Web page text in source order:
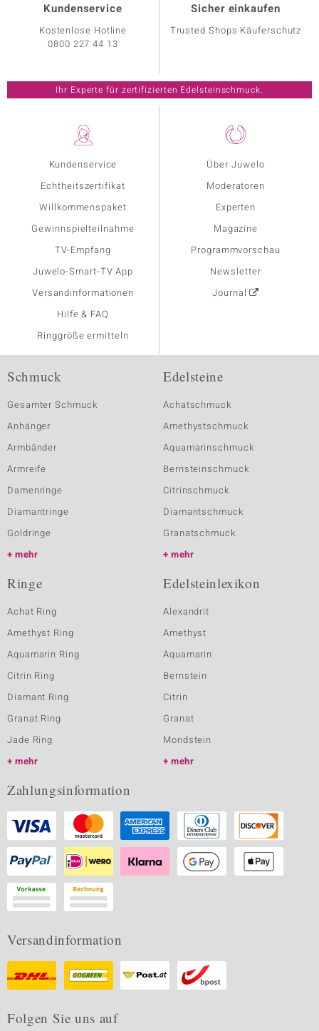
Kundenservice
Echtheitszertifikat
Willkommenspaket
Gewinnspielteilnahme
TV-Empfang
Juwelo-Smart-TV App
Versandinformationen
Hilfe & FAQ
Ringgröße ermitteln
Über Juwelo
Moderatoren
Experten
Magazine
Programmvorschau
Newsletter
Journal
Kundenservice
Kostenlose Hotline
0800 227 44 13
Sicher einkaufen
Trusted Shops Käuferschutz
Ihr Experte für zertifizierten Edelsteinschmuck.
Schmuck
Gesamter Schmuck
Anhänger
Armbänder
Armreife
Damenringe
Diamantringe
Goldringe
mehr
Edelsteine
Achatschmuck
Amethystschmuck
Aquamarinschmuck
Bernsteinschmuck
Citrinschmuck
Diamantschmuck
Granatschmuck
mehr
Ringe
Achat Ring
Amethyst Ring
Aquamarin Ring
Citrin Ring
Diamant Ring
Granat Ring
Jade Ring
mehr
Edelsteinlexikon
Alexandrit
Amethyst
Aquamarin
Bernstein
Citrin
Granat
Mondstein
mehr
Zahlungsinformation
Versandinformation
Folgen Sie uns auf